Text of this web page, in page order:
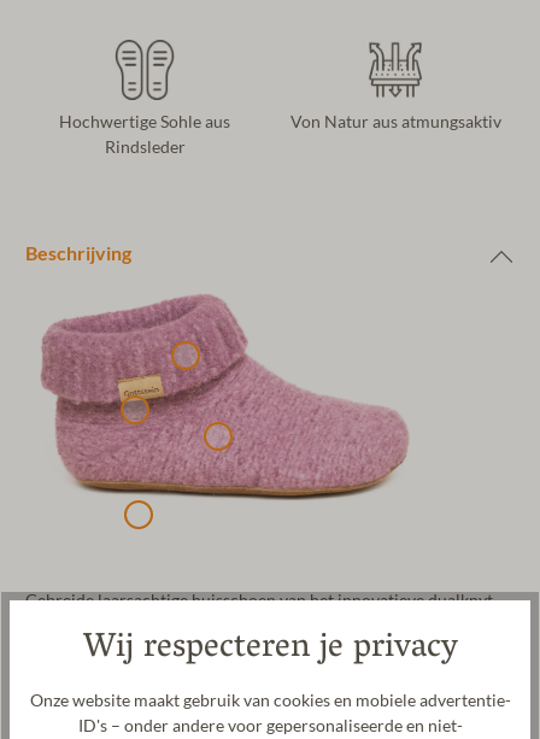
Hochwertige Sohle aus
Rindsleder
Von Natur aus atmungsaktiv
Beschrijving
Gebreide laarsachtige huisschoen van het innovatieve dualknyt-
verwerken we twee kleuren tot een onverwoestbare tweekleurige
bijzonder hoogtepunt is de manchet, die kan worden
opengevouwen om het aantrekken te vergemakkelijken.
Wij respecteren je privacy
Onze website maakt gebruik van cookies en mobiele advertentie-
ID's – onder andere voor gepersonaliseerde en niet-